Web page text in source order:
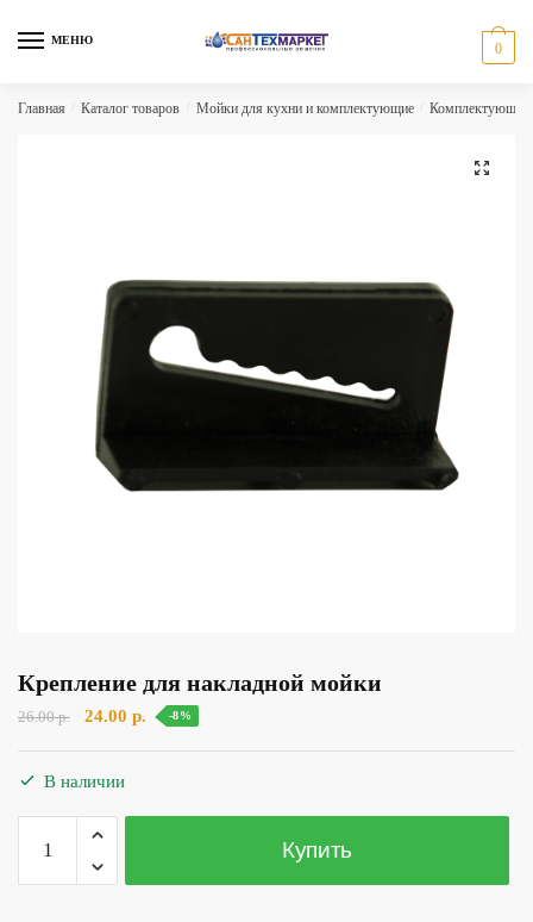
МЕНЮ
0
Главная Каталог товаров Мойки для кухни и комплектующие Комплектующие
🔍
Крепление для накладной мойки
26.00р.
Первоначальная
24.00 р. Текущая
-8%
В наличии
Количество
товара
Крепление
Купить